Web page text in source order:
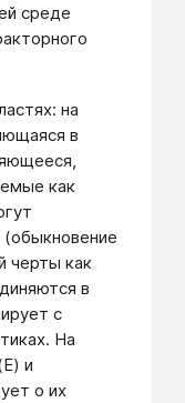
среде
на
в
как
черты как
в
с
На
и
о их